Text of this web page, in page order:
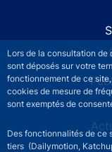
Lors de la consultation de
sont déposés sur votre
fonctionnement de ce
cookies de mesure de
sont exemptés de
Des fonctionnalités de ce
tiers (Dailymotion,